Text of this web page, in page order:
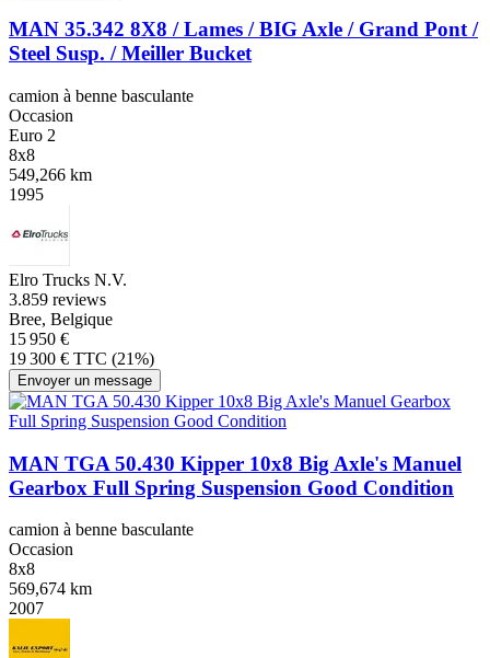
MAN 35.342 8X8 / Lames / BIG Axle / Grand Pont /
Steel Susp. / Meiller Bucket
camion à benne basculante
Occasion
Euro 2
8x8
549,266 km
1995
Elro Trucks N.V.
3.859 reviews
Bree, Belgique
15 950 €
19 300 € TTC (21%)
Envoyer un message
MAN TGA 50.430 Kipper 10x8 Big Axle's Manuel
Gearbox Full Spring Suspension Good Condition
camion à benne basculante
Occasion
8x8
569,674 km
2007